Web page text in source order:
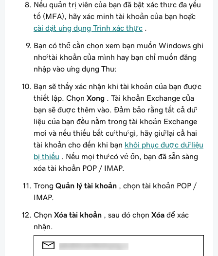
Nếu quản trị viên của bạn đã bật xác thực đa yếu
tố (MFA), hãy xác minh tài khoản của bạn hoặc
cài đặt ứng dụng Trình xác thực
Bạn có thể cần chọn xem bạn muốn Windows ghi
nhớ tài khoản của mình hay bạn chỉ muốn đăng
nhập vào ứng dụng Thư.
Bạn sẽ thấy xác nhận khi tài khoản của bạn được
thiết lập. Chọn Xong . Tài khoản Exchange của
bạn sẽ được thêm vào. Đảm bảo rằng tất cả dữ
liệu của bạn đều nằm trong tài khoản Exchange
mới và nếu thiếu bất cứ thứ gì, hãy giữ lại cả hai
tài khoản cho đến khi bạn khôi phục được dữ liệu
bị thiếu . Nếu mọi thứ có vẻ ổn, bạn đã sẵn sàng
xóa tài khoản POP / IMAP.
Trong Quản lý tài khoản , chọn tài khoản POP /
IMAP.
Chọn Xóa tài khoản , sau đó chọn Xóa để xác
nhận.